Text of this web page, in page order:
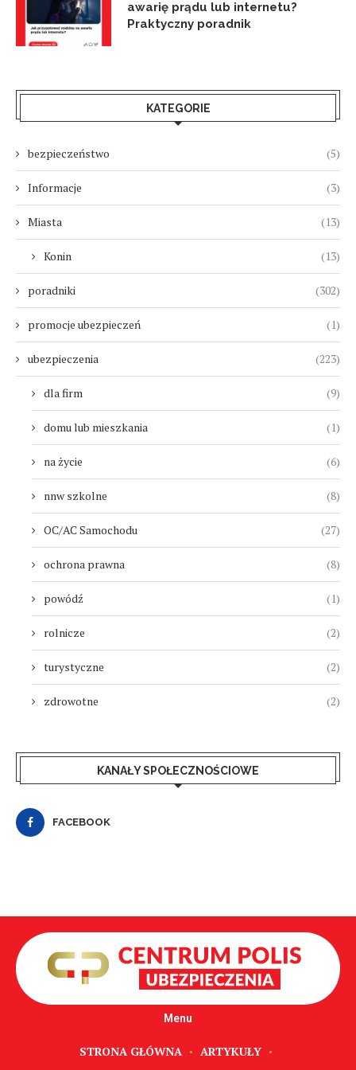
awarię prądu lub internetu?
Praktyczny poradnik
KATEGORIE
bezpieczeństwo (5)
Informacje (3)
Miasta (13)
Konin (13)
poradniki (302)
promocje ubezpieczeń (1)
ubezpieczenia (223)
dla firm (9)
domu lub mieszkania (1)
na życie (6)
nnw szkolne (8)
OC/AC Samochodu (27)
ochrona prawna (8)
powódź (1)
rolnicze (2)
turystyczne (2)
zdrowotne (2)
KANAŁY SPOŁECZNOŚCIOWE
FACEBOOK
Menu
STRONA GŁÓWNA
ARTYKUŁY